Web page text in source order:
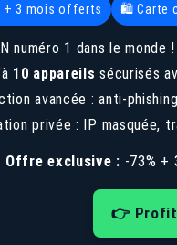
+ 3 mois offerts 🛍️ Carte
numéro 1 dans le monde !
10 appareils sécurisés
avancée : anti-
privée : IP masquée,
Offre exclusive : -73%
👉